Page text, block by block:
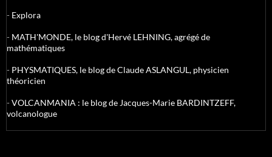
- Explora
- MATH'MONDE, le blog d'Hervé LEHNING, agrégé de
mathématiques
- PHYSMATIQUES, le blog de Claude ASLANGUL, physicien
théoricien
-VOLCANMANIA : le blog de Jacques-Marie BARDINTZEFF,
volcanologue